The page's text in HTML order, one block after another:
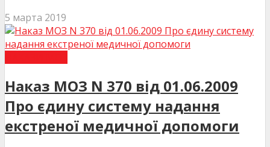
5 марта 2019
Наказ МОЗ N 370 від 01.06.2009
Про єдину систему надання
екстреної медичної допомоги